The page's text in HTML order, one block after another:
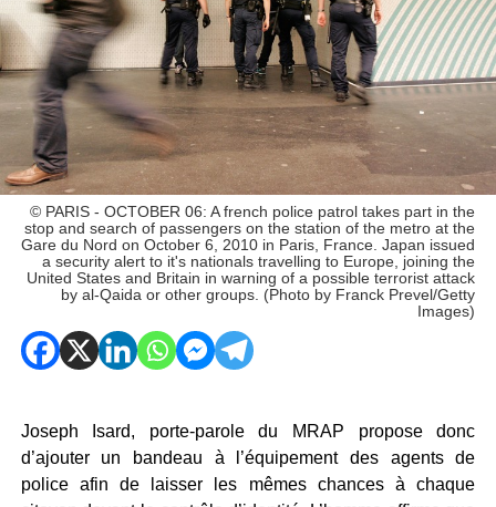
© PARIS - OCTOBER 06: A french police patrol takes part in the
stop and search of passengers on the station of the metro at the
Gare du Nord on October 6, 2010 in Paris, France. Japan issued
a security alert to it's nationals travelling to Europe, joining the
United States and Britain in warning of a possible terrorist attack
by al-Qaida or other groups. (Photo by Franck Prevel/Getty
Images)
Joseph Isard, porte-parole du MRAP propose donc
d’ajouter un bandeau à l’équipement des agents de
police afin de laisser les mêmes chances à chaque